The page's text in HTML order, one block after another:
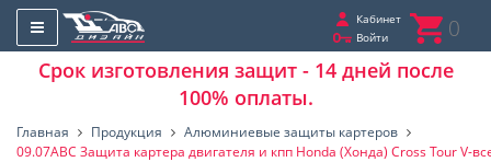
Кабинет
Войти
0
Срок изготовления защит - 14 дней после
100% оплаты.
Главная Продукция
Алюминиевые защиты картеров
09.07ABC Защита картера двигателя и кпп Honda (Хонда) Cross Tour V-